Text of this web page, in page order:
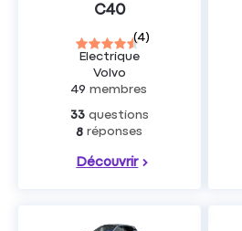
C40
(4)
Electrique
Volvo
49 membres
33 questions
8 réponses
Découvrir